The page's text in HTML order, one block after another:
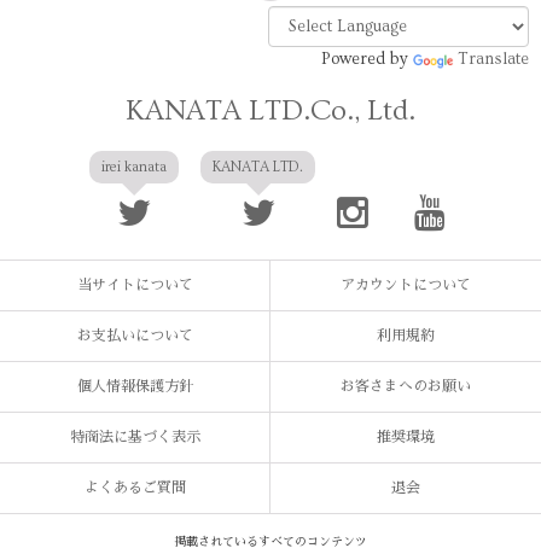
Powered by Translate
KANATA LTD.Co., Ltd.
irei kanata KANATA LTD.
当サイトについて アカウントについて
お支払いについて 利用規約
個人情報保護方針 お客さまへのお願い
特商法に基づく表示 推奨環境
よくあるご質問 退会
掲載されているすべてのコンテンツ